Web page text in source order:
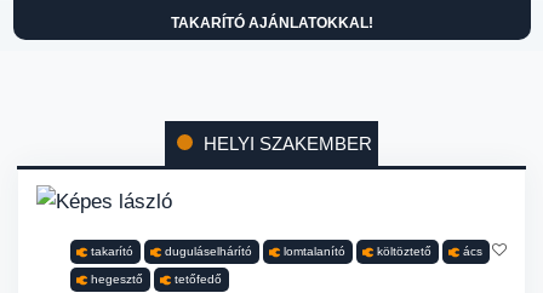
TAKARÍTÓ AJÁNLATOKKAL!
HELYI SZAKEMBER
takarító duguláselhárító lomtalanító költöztető ács
hegesztő tetőfedő